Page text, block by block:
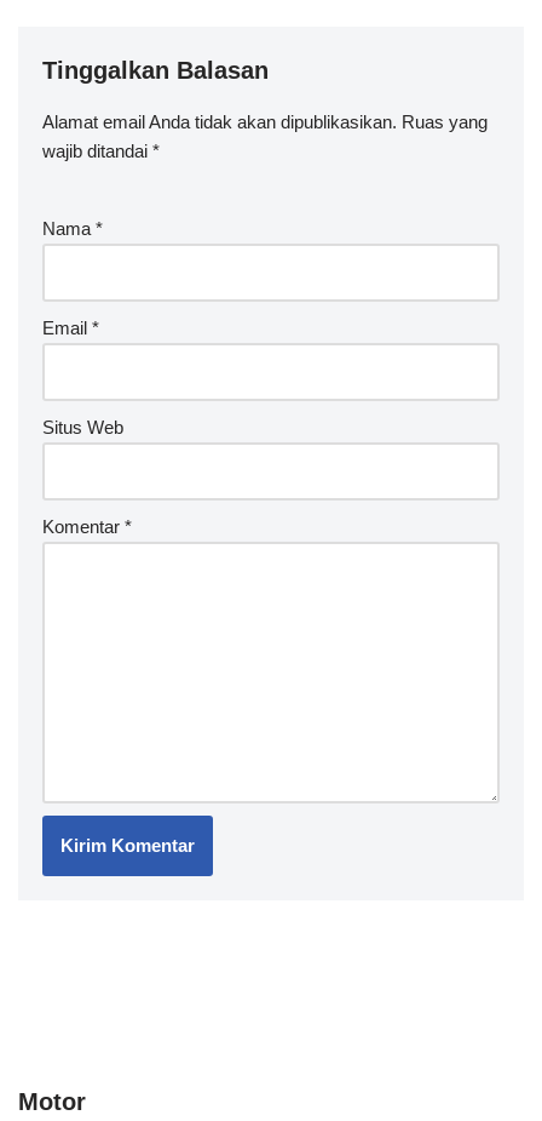
Tinggalkan Balasan
Alamat email Anda tidak akan dipublikasikan. Ruas yang
wajib ditandai *
Nama *
Email *
Situs Web
Komentar *
A
lt
n
ti
v
Motor